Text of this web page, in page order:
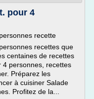
pour 4
recette
recettes que
centaines de recettes
4 personnes, recettes
Préparez les
à cuisiner Salade
Profitez de la...